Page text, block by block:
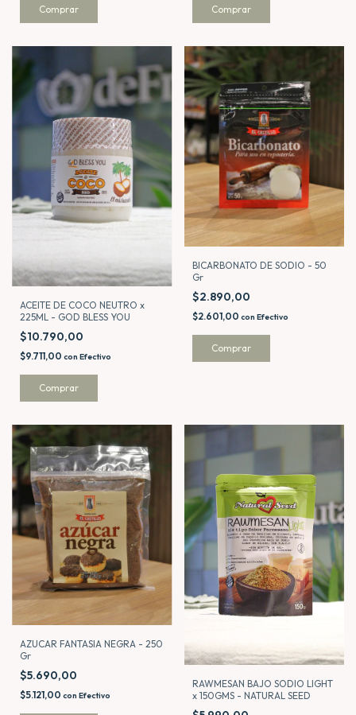
ACEITE DE COCO NEUTRO x
225ML - GOD BLESS YOU
$10.790,00
$9.711,00 con Efectivo
BICARBONATO DE SODIO - 50
Gr
$2.890,00
$2.601,00 con Efectivo
AZUCAR FANTASIA NEGRA - 250
Gr
$5.690,00
$5.121,00 con Efectivo
RAWMESAN BAJO SODIO LIGHT
x 150GMS - NATURAL SEED